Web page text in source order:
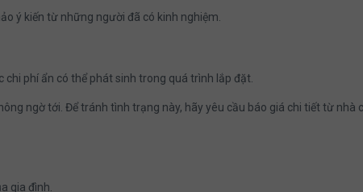
ý kiến từ những người đã có kinh nghiệm.
chi phí ẩn có thể phát sinh trong quá trình lắp đặt.
ngờ tới. Để tránh tình trạng này, hãy yêu cầu báo giá chi tiết từ nhà
gia đình.